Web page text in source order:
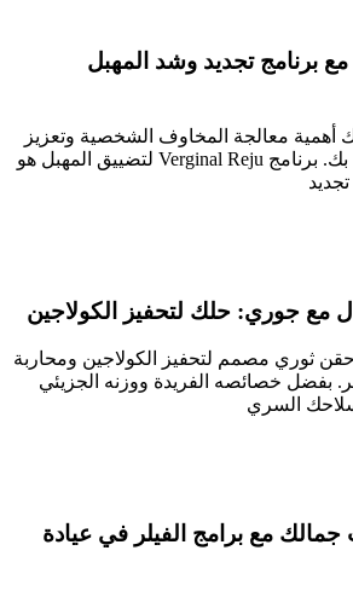
برنامج تجديد وشد المهبل
أهمية معالجة المخاوف الشخصية وتعزيز
الرفاهية العامة الخاصة بك. برنامج Verginal Reju لتضييق المهبل هو
مع جوري: حلك لتحفيز الكولاجين
ثوري مصمم لتحفيز الكولاجين ومحاربة
بفضل خصائصه الفريدة ووزنه الجزيئي
سلاحك السري
مع برامج الفيلر في عيادة